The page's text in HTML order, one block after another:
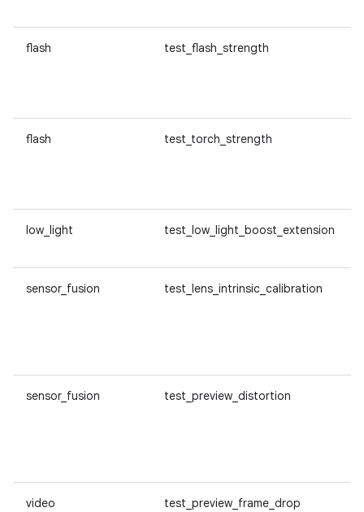
flash test_flash_strength
flash test_torch_strength
low_light test_low_light_boost_extension
sensor_fusion test_lens_intrinsic_calibration
sensor_fusion test_preview_distortion
video test_preview_frame_drop